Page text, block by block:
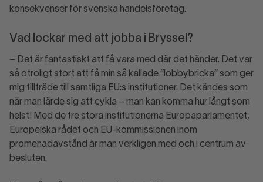
konsekvenser för svenska handelsföretag.
Vad lockar med att jobba i Bryssel?
– Det är fantastiskt att få vara med där det händer. Det var
så otroligt stort att få min så kallade ”lobbybricka” som ger
mig tillträde till samtliga EU:s institutioner. Det kändes som
när man lärde sig att cykla – man kan komma hur långt som
helst! Med de tre stora institutionerna Europaparlamentet,
Europeiska rådet och EU-kommissionen inom
promenadavstånd är man verkligen med och i centrum av
besluten.